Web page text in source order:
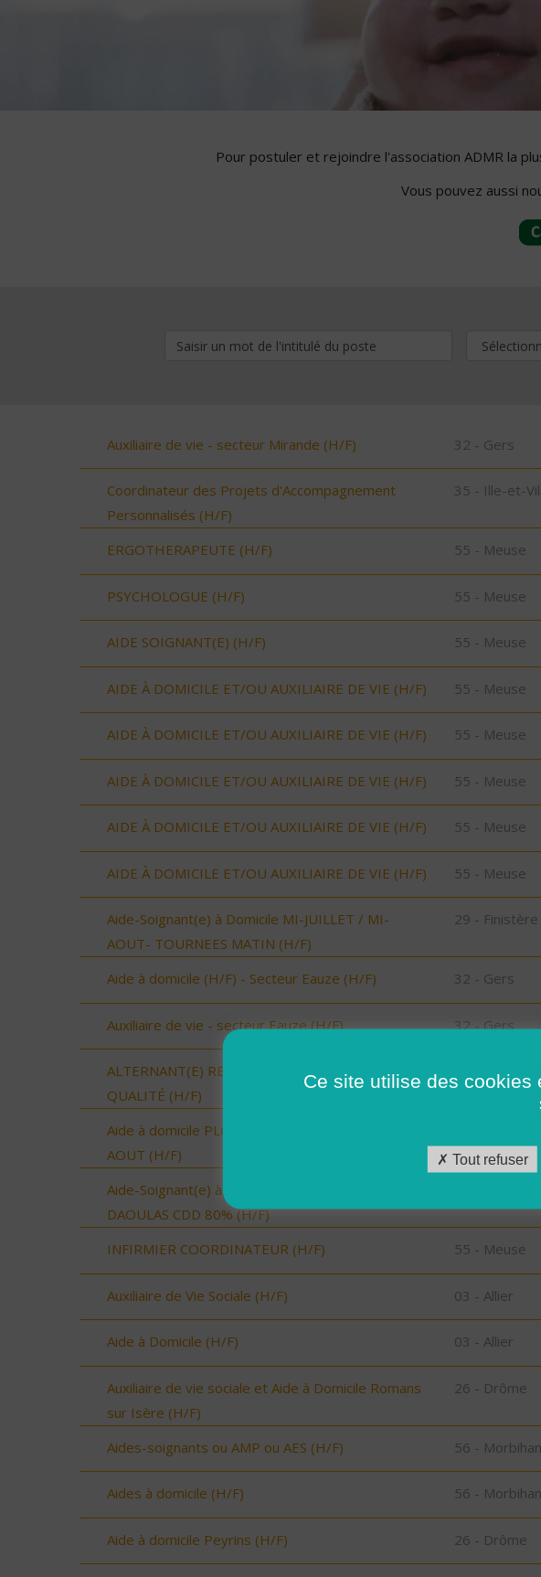
Pour postuler et rejoindre l'association ADMR la
Vous pouvez aussi
Auxiliaire de vie - secteur Mirande (H/F) 32 - Gers
Coordinateur des Projets d'Accompagnement
Personnalisés (H/F)
35 - Ille-et-
ERGOTHERAPEUTE (H/F) 55 - Meuse
PSYCHOLOGUE (H/F) 55 - Meuse
AIDE SOIGNANT(E) (H/F) 55 - Meuse
AIDE À DOMICILE ET/OU AUXILIAIRE DE VIE (H/F) 55 - Meuse
AIDE À DOMICILE ET/OU AUXILIAIRE DE VIE (H/F) 55 - Meuse
AIDE À DOMICILE ET/OU AUXILIAIRE DE VIE (H/F) 55 - Meuse
AIDE À DOMICILE ET/OU AUXILIAIRE DE VIE (H/F) 55 - Meuse
AIDE À DOMICILE ET/OU AUXILIAIRE DE VIE (H/F) 55 - Meuse
Aide-Soignant(e) à Domicile MI-JUILLET / MI-
AOUT- TOURNEES MATIN (H/F)
29 - Finistère
Aide à domicile (H/F) - Secteur Eauze (H/F) 32 - Gers
Auxiliaire de vie - secteur Eauze (H/F) 32 - Gers
ALTERNANT(E) RESSOURCES HUMAINES &
QUALITÉ (H/F)
55 - Meuse
Aide à domicile PLOUGASTEL-DAOULAS- CDD
AOUT (H/F)
Aide-Soignant(e) à Domicile PLOUGASTEL-
DAOULAS CDD 80% (H/F)
INFIRMIER COORDINATEUR (H/F) 55 - Meuse
Auxiliaire de Vie Sociale (H/F) 03 - Allier
Aide à Domicile (H/F) 03 - Allier
Auxiliaire de vie sociale et Aide à Domicile Romans
sur Isère (H/F)
26 - Drôme
Aides-soignants ou AMP ou AES (H/F) 56 - Morbihan
Aides à domicile (H/F) 56 - Morbihan
Aide à domicile Peyrins (H/F) 26 - Drôme
Ce site utilise des cookies
Tout refuser